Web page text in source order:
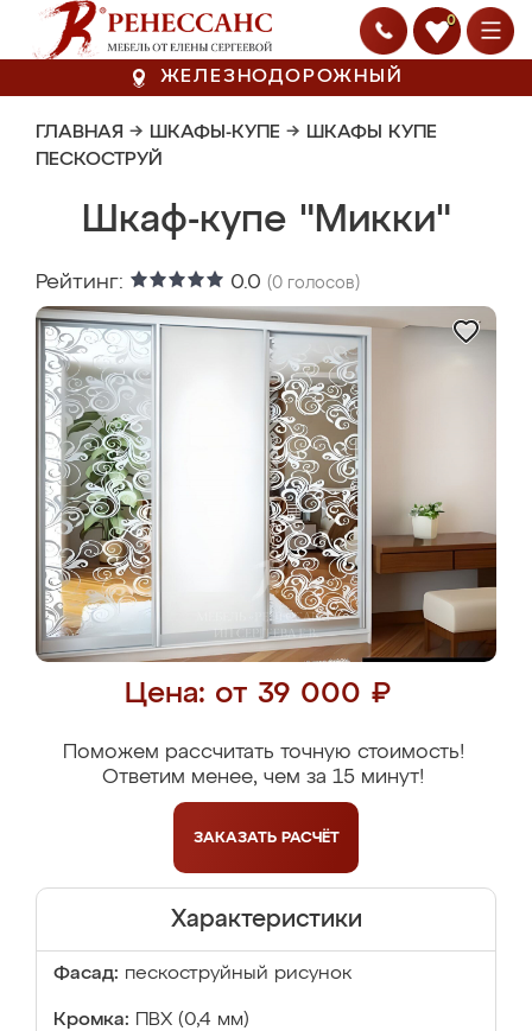
0
ЖЕЛЕЗНОДОРОЖНЫЙ
ГЛАВНАЯ → ШКАФЫ-КУПЕ → ШКАФЫ КУПЕ
ПЕСКОСТРУЙ
Шкаф-купе "Микки"
Рейтинг: 0.0 (0 голосов)
Цена: от 39 000 ₽
Поможем рассчитать точную стоимость!
Ответим менее, чем за 15 минут!
ЗАКАЗАТЬ РАСЧЁТ
Характеристики
Фасад: пескоструйный рисунок
Кромка: ПВХ (0,4 мм)